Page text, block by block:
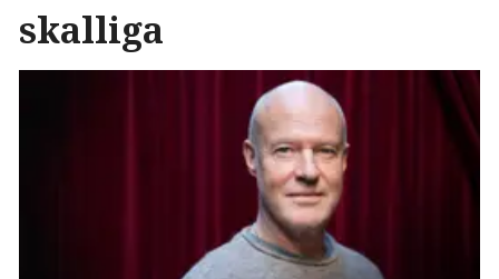
skalliga